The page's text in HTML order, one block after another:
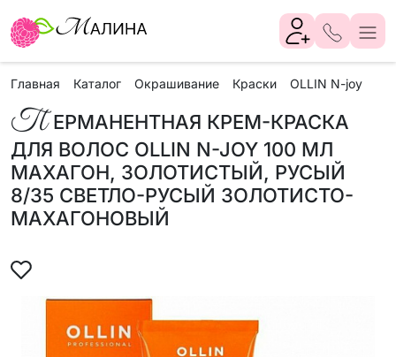
Главная Каталог Окрашивание Краски OLLIN N-joy
П ЕРМАНЕНТНАЯ КРЕМ-КРАСКА
ДЛЯ ВОЛОС OLLIN N-JOY 100 МЛ
МАХАГОН, ЗОЛОТИСТЫЙ, РУСЫЙ
8/35 СВЕТЛО-РУСЫЙ ЗОЛОТИСТО-
МАХАГОНОВЫЙ